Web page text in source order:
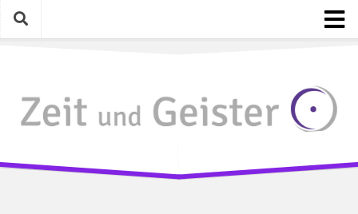
Skip
Kategorien
Geschichte mit Gegenwart
Gelesen, Gesehen, Gehört